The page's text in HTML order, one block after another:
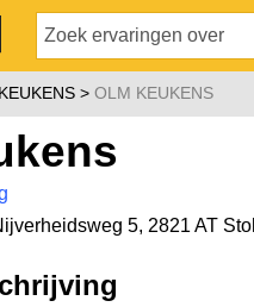
KEUKENS OLM KEUKENS
5, 2821 AT